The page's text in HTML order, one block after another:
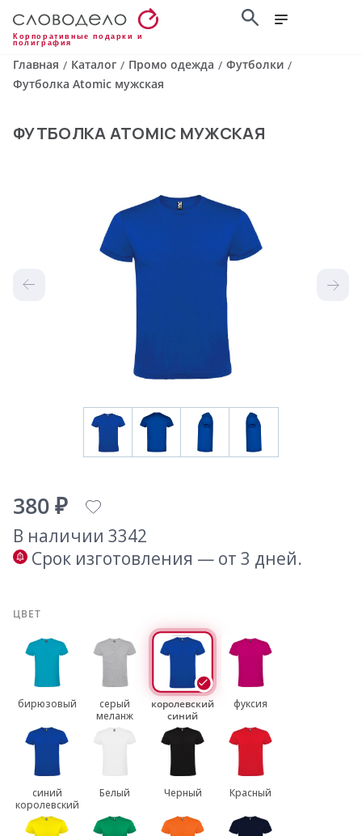
Корпоративные подарки и
полиграфия
Главная / Каталог / Промо одежда / Футболки /
Футболка Atomic мужская
ФУТБОЛКА ATOMIC МУЖСКАЯ
380 ₽
В наличии 3342
Срок изготовления — от 3 дней.
ЦВЕТ
бирюзовый
серый
меланж
королевский
синий
фуксия
синий
королевский
Белый Черный Красный